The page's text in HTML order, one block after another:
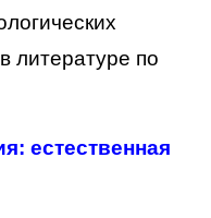
литературе по
естественная